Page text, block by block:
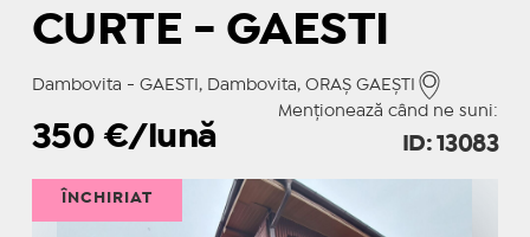
CURTE - GAESTI
Dambovita - GAESTI, Dambovita, ORAŞ GAEŞTI
Menționează când ne suni:
350 €/lună ID: 13083
ÎNCHIRIAT